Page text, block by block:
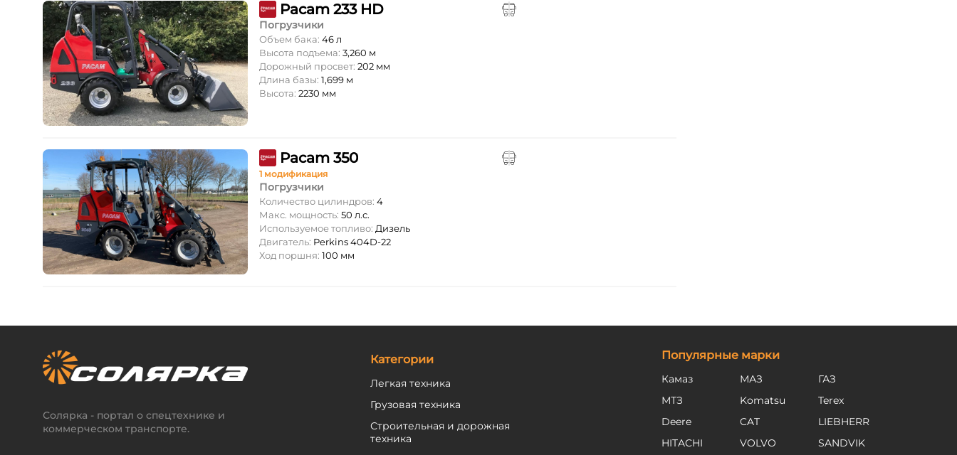
Pacam 233 HD
Погрузчики
Объем бака: 46 л
Высота подъема: 3,260 м
Дорожный просвет: 202 мм
Длина базы: 1,699 м
Высота: 2230 мм
Pacam 350
1 модификация
Погрузчики
Количество цилиндров: 4
Макс. мощность: 50 л.с.
Используемое топливо: Дизель
Двигатель: Perkins 404D-22
Ход поршня: 100 мм
Солярка - портал о спецтехнике и
коммерческом транспорте.
Категории
Легкая техника
Грузовая техника
Строительная и дорожная
техника
Популярные марки
Камаз МАЗ
ГАЗ
МТЗ
Komatsu
Terex
Deere
CAT
LIEBHERR
HITACHI
VOLVO SANDVIK